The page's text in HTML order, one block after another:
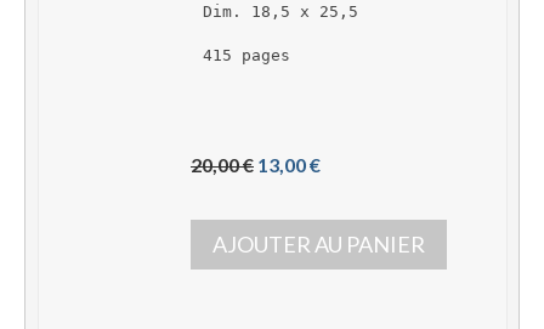
Dim. 18,5 x 25,5
415 pages
20,00 € L
p
r
i
13,00 €L
p
r
i
AJOUTER AU PANIER